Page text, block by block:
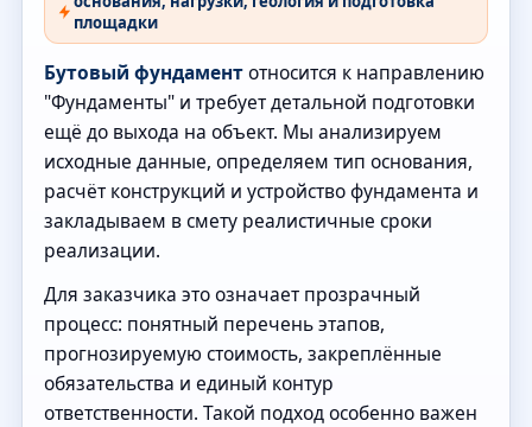
площадки
Бутовый фундаментотносится к направлению
"Фундаменты" и требует детальной подготовки
ещё до выхода на объект. Мы анализируем
исходные данные, определяем тип основания,
расчёт конструкций и устройство фундамента и
закладываем в смету реалистичные сроки
реализации.
Для заказчика это означает прозрачный
процесс: понятный перечень этапов,
прогнозируемую стоимость, закреплённые
обязательства и единый контур
ответственности. Такой подход особенно важен